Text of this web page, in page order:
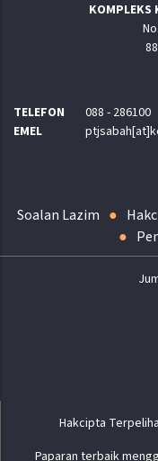
KOMPLEKS
TELEFON
088 - 286100
EMEL
Soalan Lazim
Hakcipta
Paparan terbaik